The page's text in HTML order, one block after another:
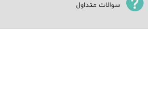
سوالات متداول